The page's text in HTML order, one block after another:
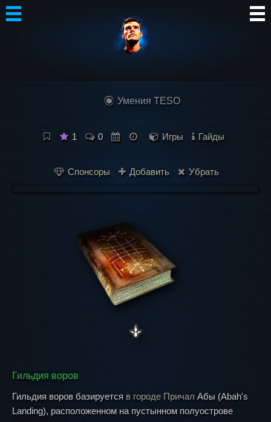
Блог
Умения TESO
1 0 Игры Гайды
Спонсоры Добавить Убрать
Гильдия воров
Гильдия воров базируется в городе Причал Абы (Abah's
Landing), расположенном на пустынном полуострове